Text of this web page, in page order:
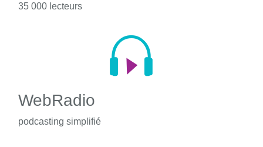
35 000 lecteurs
WebRadio
podcasting simplifié